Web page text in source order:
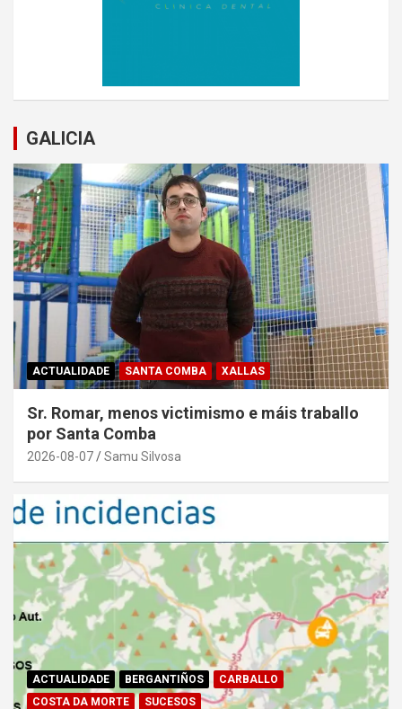
GALICIA
ACTUALIDADE SANTA COMBA XALLAS
Sr. Romar, menos victimismo e máis traballo
por Santa Comba
2026-08-07 Samu Silvosa
ACTUALIDADE BERGANTIÑOS
CARBALLO
COSTA DA MORTE
SUCESOS